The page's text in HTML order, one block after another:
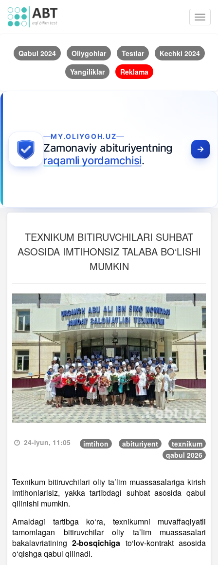
Qabul 2024 Oliygohlar Testlar
Kechki 2024
Yangiliklar
Reklama
MY.OLIYGOH.UZ
Zamonaviy abituriyentning
raqamli yordamchisi.
TEXNIKUM BITIRUVCHILARI SUHBAT
ASOSIDA IMTIHONSIZ TALABA BO‘LISHI
MUMKIN
24-iyun, 11:05 imtihon abituriyent
texnikum
qabul 2026
Texnikum bitiruvchilari oliy ta’lim muassasalariga kirish
imtihonlarisiz, yakka tartibdagi suhbat asosida qabul
qilinishi mumkin.
Amaldagi tartibga ko‘ra, texnikumni muvaffaqiyatli
tamomlagan bitiruvchilar oliy ta’lim muassasalari
bakalavriatining2-bosqichiga to‘lov-kontrakt asosida
o‘qishga qabul qilinadi.